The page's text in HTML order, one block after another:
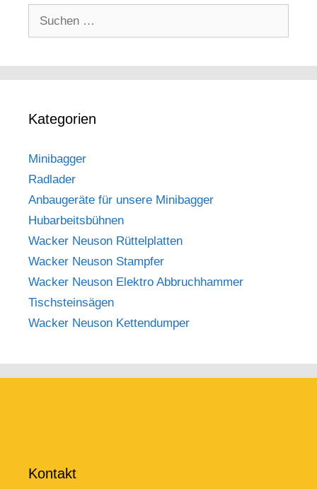
nach:
Kategorien
Minibagger
Radlader
Anbaugeräte für unsere Minibagger
Hubarbeitsbühnen
Wacker Neuson Rüttelplatten
Wacker Neuson Stampfer
Wacker Neuson Elektro Abbruchhammer
Tischsteinsägen
Wacker Neuson Kettendumper
Kontakt